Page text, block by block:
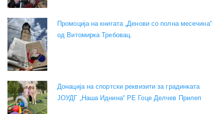
Промоција на книгата „Денови со полна месечина“
од Витомирка Требовац.
Донација на спортски реквизити за градинката
ЈОУДГ „Наша Иднина“ РЕ Гоце Делчев Прилеп